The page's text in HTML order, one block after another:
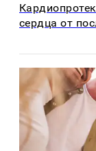
сердца от